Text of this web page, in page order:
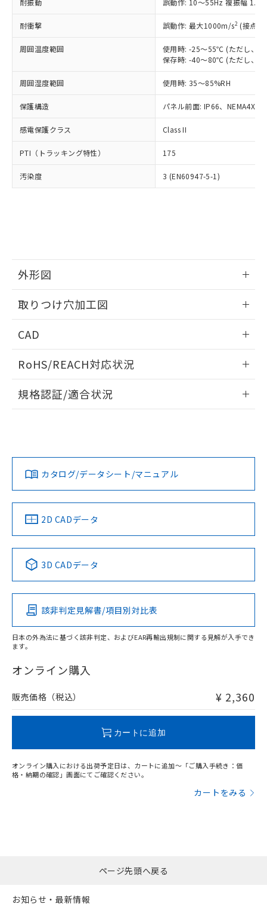
耐振動 誤動作: 10～55Hz 複振幅
耐衝撃 誤動作: 最大1000m/s2 (接点
周囲温度範囲
使用時: -25～55℃ (ただし、氷
保存時: -40～80℃ (ただし、氷
周囲湿度範囲 使用時: 35～85%RH
保護構造 パネル前面: IP66、NEMA4X,
感電保護クラス Class II
PTI（トラッキング特性） 175
汚染度 3 (EN60947-5-1)
外形図
取りつけ穴加工図
CAD
ドすることができます。
ログイン/会員登録
ダウンロードデータをご利用いただく前に、以下を必ずお読
みください。
ソフトウェアの使用条件
RoHS/REACH対応状況
EU RoHS 注意事項・凡例
対応済み
中国 RoHS 注意事項・凡例
Pb Hg Cd Cr(VI)
O
在庫等で未対応品が混在する可能性があります。
問い合わせください。
規格認証/適合状況
LR型式承認
（イギリス
船舶規格）
DNV型式承認
（ノルウェー
BV型式承認
（フランス
KR型式
（韓国
No No No No
この製品の規格認証/適合状況ページへ
その他の認証はこちらのページからご検索ください
カタログ/データシート/マニュアル
2D CADデータ
3D CADデータ
該非判定見解書/項目別対比表
日本の外為法に基づく該非判定、およびEAR再輸出規制に関する見解が入手でき
ます。
オンライン購入
販売価格（税込） ¥ 2,360
カートに追加
オンライン購入における出荷予定日は、カートに追加～「ご購入手続き：価
格・納期の確認」画面にてご確認ください。
カートをみる
正式な納期状況および標準価格はお客
様のお取引先、またはお客様担当のオ
ムロン制御機器販売店・当社販売員に
オムロン制御機器販売店や当社販売拠
販売ネットワーク
」をご確認
在庫状況および標準価格結果を当社の
事前の承諾なく第三者に漏洩または開
示しないようお願いします。
マイパーツ機能（部品リスト作成サー
ビス）をご利用いただくには、I-Web
メンバーズにご登録されている必要が
お客様が当ウェブサイト上で当社にご
指します。
但し、RoHS指令で産業用監視および制御機器に対する
適用除外項目は除く。
フタル酸エステル類の４物質については閾値を超える意
図的な使用がないことを確認しています。
部品在庫の切り替え状況などにより、予定
月が前後することがあります。
※3 非含有証明書ダウンロード
51物質の非含有証明書（当社基準）
※本証明書は発行日時点で非含有を証明す
るもので、過去に遡って非含有を証明する
ものではありません。
また、RoHS指令のフタル酸エステル類４
欄に対応日を記載しておりました。
既に当社にて対応品への在庫切替を完了
していることから、特段のことがない限
り、2022年1月12日より割愛しておりま
す。
DBP(フタル酸ジブチル) : 1000ppm、 DIBP(フタル酸ジ
イソブチル) : 1000ppm、 BBP(フタル酸ブチルベンジ
DEHP(フタル酸ビス(2-エチルヘキシル)) : 1000ppm
準値以下であることを示します。
「10」：通常の使用状況下において有害物
質が外部に漏えいし、環境に深刻な影響を
及ぼさない年数を意味します。
「－」：未確認です。当社販売部門へお問
全に破砕するなど、違法に輸出されな
いよう必要な手段を講じます。
当社は貴社製品を、核兵器、ミサイ
ル、化学兵器、生物兵器またはその他
武器並びにこれらの製造装置等に一切
当社は、貴社製品を第三者に販売する
場合は、上記1、2および3の内容を当
該第三者に通知します。また当社は、
販売先および販売に係わる関係者が違
法に輸出するおそれがある場合は、取
り引きをいたしません。
一定数には満たないが在庫あり
－
在庫なし(最新の在庫状況につ
いては、お客様のお取引先、ま
たはお客様担当のオムロン制御
機器販売店・当社販売員にご確
空
受注生産機種、また在庫状況の
情報を公開していない機種
ページ先頭へ戻る
お知らせ・最新情報